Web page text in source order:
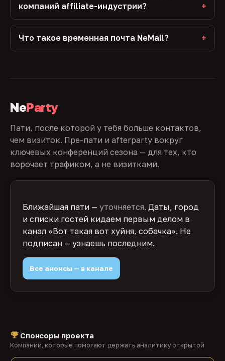
компаний affiliate-индустрии?
Что такое временная почта NeMail?
NeParty
Пати, после которой у тебя больше контактов,
чем визиток. Пре-пати и afterparty вокруг
ключевых конференций сезона — для тех, кто
ворочает трафиком, а не визитками.
Ближайшая пати — уточняется. Даты, город
и списки гостей кидаем первым делом в
канал «Вот такая вот хуйня, собачка». Не
подписан — узнаешь последним.
Все анонсы — в канале
Спонсоры проекта
Компании, которые помогают держать аналитику открытой